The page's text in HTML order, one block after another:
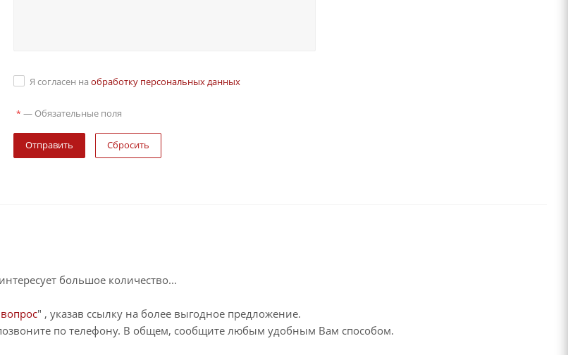
Я согласен на обработку персональных данных
* — Обязательные поля
Сбросить
большое количество...
" , указав ссылку на более выгодное предложение.
по телефону. В общем, сообщите любым удобным Вам способом.